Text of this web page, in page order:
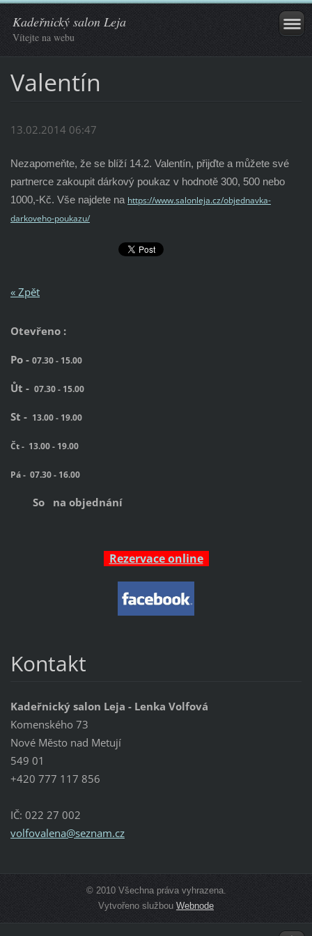
Kadeřnický salon Leja
Vítejte na webu
Valentín
13.02.2014 06:47
Nezapomeňte, že se blíží 14.2. Valentín, přijďte a můžete své
partnerce zakoupit dárkový poukaz v hodnotě 300, 500 nebo
1000,-Kč. Vše najdete na https://www.salonleja.cz/objednavka-
darkoveho-poukazu/
« Zpět
Otevřeno :
Po - 07.30 - 15.00
Ůt - 07.30 - 15.00
St - 13.00 - 19.00
Čt - 13.00 - 19.00
Pá - 07.30 - 16.00
So na objednání
Rezervace online
Kontakt
Kadeřnický salon Leja - Lenka Volfová
Komenského 73
Nové Město nad Metují
549 01
+420 777 117 856
IČ: 022 27 002
volfovalena@seznam.cz
© 2010 Všechna práva vyhrazena.
Vytvořeno službou Webnode